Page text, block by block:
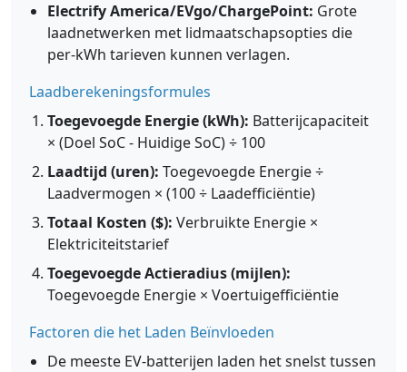
Electrify America/EVgo/ChargePoint: Grote
laadnetwerken met lidmaatschapsopties die
per-kWh tarieven kunnen verlagen.
Laadberekeningsformules
Toegevoegde Energie (kWh): Batterijcapaciteit
× (Doel SoC - Huidige SoC) ÷ 100
Laadtijd (uren): Toegevoegde Energie ÷
Laadvermogen × (100 ÷ Laadefficiëntie)
Totaal Kosten ($): Verbruikte Energie ×
Elektriciteitstarief
Toegevoegde Actieradius (mijlen):
Toegevoegde Energie × Voertuigefficiëntie
Factoren die het Laden Beïnvloeden
De meeste EV-batterijen laden het snelst tussen